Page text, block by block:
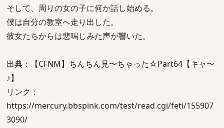
そして、周りの女の子に何か話し始める。
僕は自分の教室へ走り出した。
彼女たちからは悲鳴じみた声が響いた。
出典：【CFNM】ちんちん見〜ちゃった☆Part64【キャ〜
♪】
リンク：
https://mercury.bbspink.com/test/read.cgi/feti/155907
3090/